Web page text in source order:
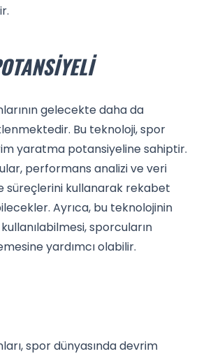
gelecekte daha da
Bu teknoloji, spor
yaratma potansiyeline sahiptir.
performans analizi ve veri
süreçlerini kullanarak rekabet
Ayrıca, bu teknolojinin
sporcuların
yardımcı olabilir.
spor dünyasında devrim